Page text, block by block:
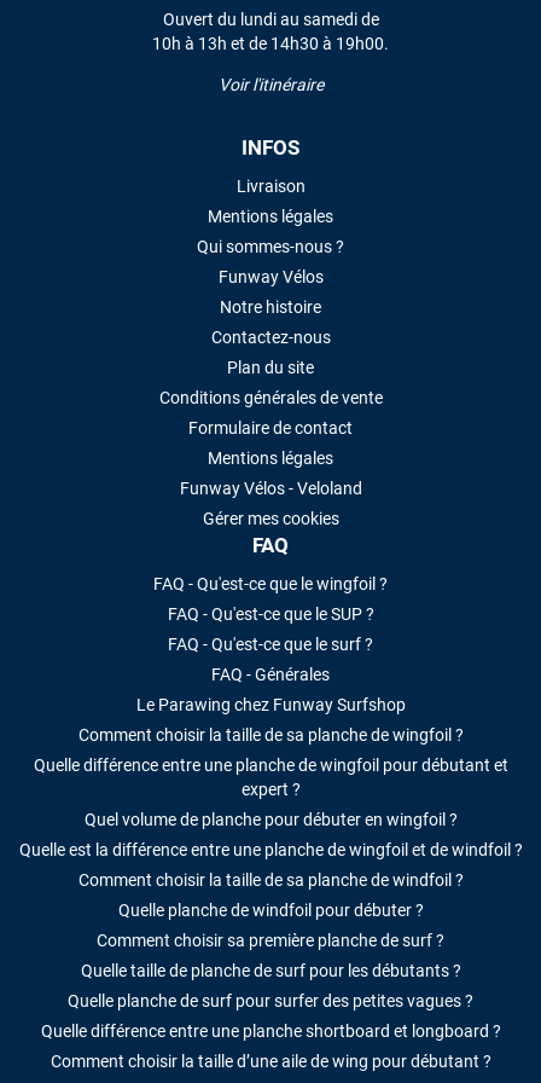
Ouvert du lundi au samedi de
10h à 13h et de 14h30 à 19h00.
Voir l'itinéraire
INFOS
Livraison
Mentions légales
Qui sommes-nous ?
Funway Vélos
Notre histoire
Contactez-nous
Plan du site
Conditions générales de vente
Formulaire de contact
Mentions légales
Funway Vélos - Veloland
Gérer mes cookies
FAQ
FAQ - Qu'est-ce que le wingfoil ?
FAQ - Qu'est-ce que le SUP ?
FAQ - Qu'est-ce que le surf ?
FAQ - Générales
Le Parawing chez Funway Surfshop
Comment choisir la taille de sa planche de wingfoil ?
Quelle différence entre une planche de wingfoil pour débutant et
expert ?
Quel volume de planche pour débuter en wingfoil ?
Quelle est la différence entre une planche de wingfoil et de windfoil ?
Comment choisir la taille de sa planche de windfoil ?
Quelle planche de windfoil pour débuter ?
Comment choisir sa première planche de surf ?
Quelle taille de planche de surf pour les débutants ?
Quelle planche de surf pour surfer des petites vagues ?
Quelle différence entre une planche shortboard et longboard ?
Comment choisir la taille d’une aile de wing pour débutant ?
LAISSER UN AVIS